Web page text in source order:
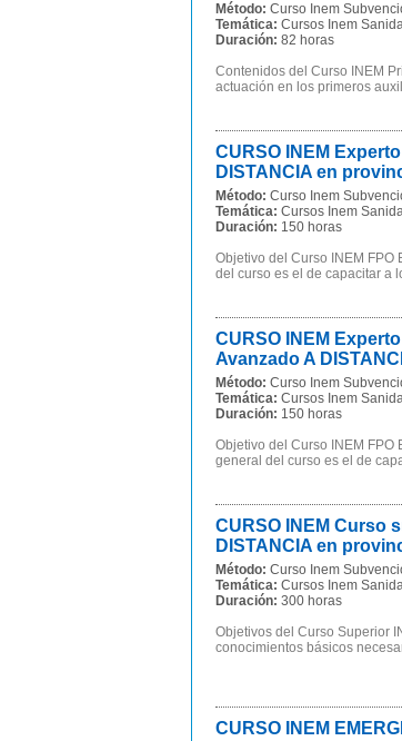
Método: Curso Inem
Temática: Cursos Inem
Duración: 82 horas
Contenidos del Curso INEM
actuación en los primeros
CURSO INEM
DISTANCIA en
Método: Curso Inem
Temática: Cursos Inem
Duración: 150 horas
Objetivo del Curso INEM
del curso es el de capacitar a
CURSO INEM
Avanzado A
Método: Curso Inem
Temática: Cursos Inem
Duración: 150 horas
Objetivo del Curso INEM FPO
general del curso es el de
CURSO INEM Curso
DISTANCIA en
Método: Curso Inem
Temática: Cursos Inem
Duración: 300 horas
Objetivos del Curso Superior
conocimientos básicos
CURSO INEM